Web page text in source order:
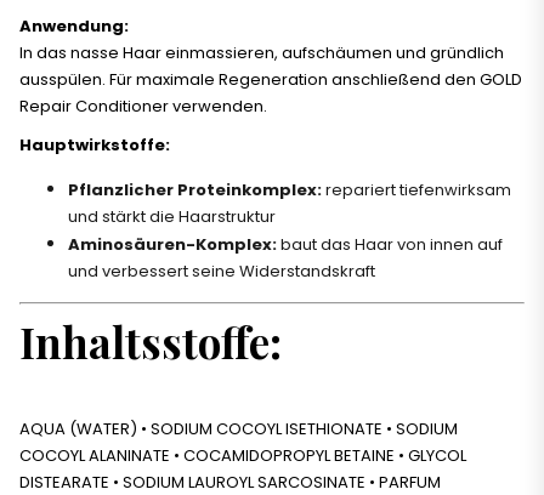
Anwendung:
In das nasse Haar einmassieren, aufschäumen und gründlich
ausspülen. Für maximale Regeneration anschließend den GOLD
Repair Conditioner verwenden.
Hauptwirkstoffe:
Pflanzlicher Proteinkomplex:repariert tiefenwirksam
und stärkt die Haarstruktur
Aminosäuren-Komplex:baut das Haar von innen auf
und verbessert seine Widerstandskraft
Inhaltsstoffe:
AQUA (WATER) • SODIUM COCOYL ISETHIONATE • SODIUM
COCOYL ALANINATE • COCAMIDOPROPYL BETAINE • GLYCOL
DISTEARATE • SODIUM LAUROYL SARCOSINATE • PARFUM